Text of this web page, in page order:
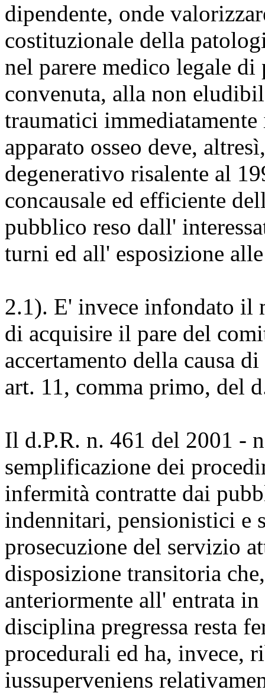
dipendente, onde
costituzionale della
nel parere medico legale
convenuta, alla non
traumatici
apparato osseo deve,
degenerativo risalente al
concausale ed efficiente
pubblico reso dall'
turni ed all' esposizione
2.1). E' invece infondato il
di acquisire il pare del
accertamento della causa
art. 11, comma primo, del
Il d.P.R. n. 461 del 2001 -
semplificazione dei
infermità contratte dai
indennitari, pensionistici e
prosecuzione del servizio
disposizione transitoria
anteriormente all' entrata
disciplina pregressa resta
procedurali ed ha, invece,
iussuperveniens